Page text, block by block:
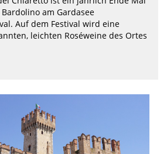
am Gardasee
Auf dem Festival wird eine
leichten Roséweine des Ortes